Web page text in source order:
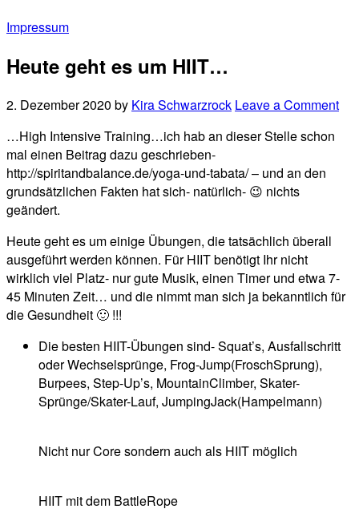
Impressum
Heute geht es um HIIT…
2. Dezember 2020 by Kira Schwarzrock Leave a Comment
…High Intensive Training…ich hab an dieser Stelle schon
mal einen Beitrag dazu geschrieben-
http://spiritandbalance.de/yoga-und-tabata/ – und an den
grundsätzlichen Fakten hat sich- natürlich- 😉 nichts
geändert.
Heute geht es um einige Übungen, die tatsächlich überall
ausgeführt werden können. Für HIIT benötigt Ihr nicht
wirklich viel Platz- nur gute Musik, einen Timer und etwa 7-
45 Minuten Zeit… und die nimmt man sich ja bekanntlich für
die Gesundheit 🙂 !!!
Die besten HIIT-Übungen sind- Squat’s, Ausfallschritt
oder Wechselsprünge, Frog-Jump(FroschSprung),
Burpees, Step-Up’s, MountainClimber, Skater-
Sprünge/Skater-Lauf, JumpingJack(Hampelmann)
Nicht nur Core sondern auch als HIIT möglich
HIIT mit dem BattleRope